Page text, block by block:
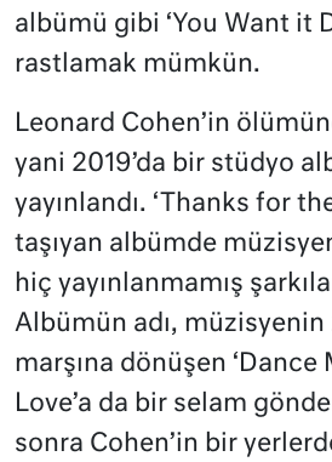
albümü gibi ‘You Want it
rastlamak mümkün.
Leonard Cohen’in
yani 2019’da bir stüdyo
yayınlandı. ‘Thanks for
taşıyan albümde
hiç yayınlanmamış
Albümün adı, müzisyenin
marşına dönüşen
Love’a da bir selam
sonra Cohen’in bir